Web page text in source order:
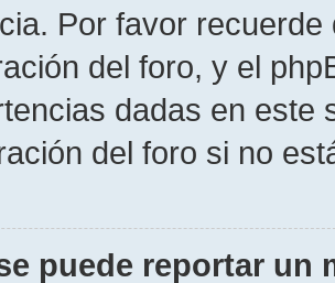
Por favor
del foro, y el
dadas en este
del foro si no
puede reportar un